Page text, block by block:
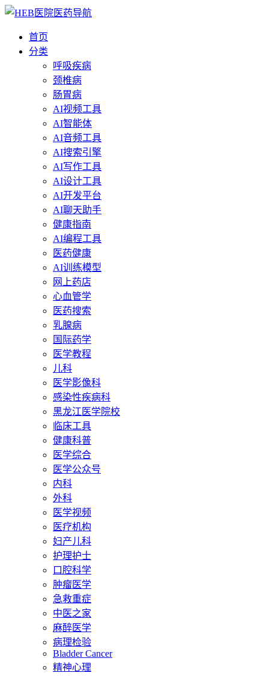
首页
分类
呼吸疾病
颈椎病
肠胃病
AI视频工具
AI智能体
AI音频工具
AI搜索引擎
AI写作工具
AI设计工具
AI开发平台
AI聊天助手
健康指南
AI编程工具
医药健康
AI训练模型
网上药店
心血管学
医药搜索
乳腺病
国际药学
医学教程
儿科
医学影像科
感染性疾病科
黑龙江医学院校
临床工具
健康科普
医学综合
医学公众号
内科
外科
医学视频
医疗机构
妇产儿科
护理护士
口腔科学
肿瘤医学
急救重症
中医之家
麻醉医学
病理检验
Bladder Cancer
精神心理